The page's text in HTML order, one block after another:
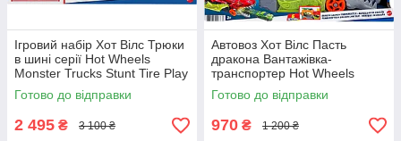
Ігровий набір Хот Вілс Трюки
в шині серії Hot Wheels
Monster Trucks Stunt Tire Play
Set HHY74 Оригінал
Готово до відправки
2 495 ₴ 3 100 ₴
Автовоз Хот Вілс Пасть
дракона Вантажівка-
транспортер Hot Wheels
Dragon Launch Transporter
GTK42 Mattel Оригінал
MyDoll.com.ua
Готово до відправки
970 ₴ 1 200 ₴